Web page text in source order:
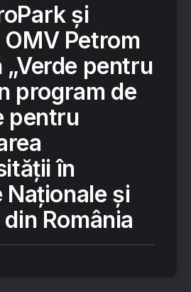
și
Petrom
„Verde pentru
program de
pentru
în
Naționale și
România